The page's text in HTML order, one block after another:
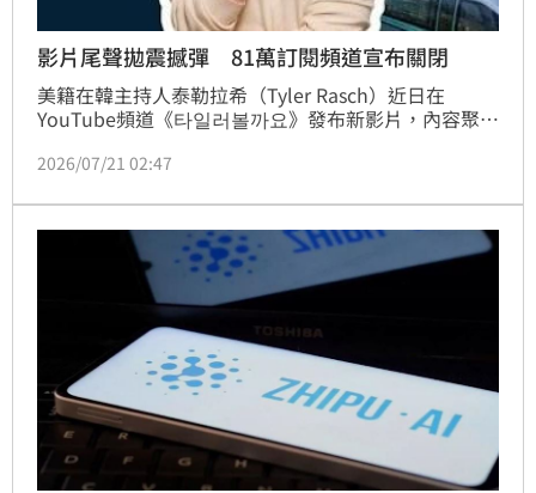
影片尾聲拋震撼彈 81萬訂閱頻道宣布關閉
美籍在韓主持人泰勒拉希（Tyler Rasch）近日在
YouTube頻道《타일러볼까요》發布新影片，內容聚焦
「Dialogue」所涉及的資料外洩事件，不過，令大家
息。林品妤
2026/07/21 02:47